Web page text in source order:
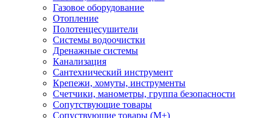
Газовое оборудование
Отопление
Полотенцесушители
Системы водоочистки
Дренажные системы
Канализация
Сантехнический инструмент
Крепежи, хомуты, инструменты
Счетчики, манометры, группа безопасности
Сопутствующие товары
Сопуствующие товары (М+)